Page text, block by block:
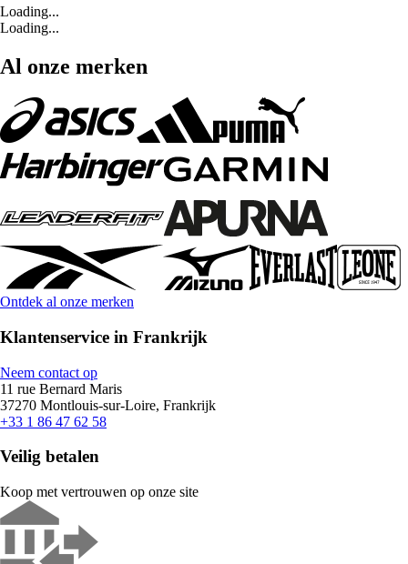
Loading...
Loading...
Al onze merken
Ontdek al onze merken
Klantenservice in Frankrijk
Neem contact op
11 rue Bernard Maris
37270 Montlouis-sur-Loire, Frankrijk
+33 1 86 47 62 58
Veilig betalen
Koop met vertrouwen op onze site